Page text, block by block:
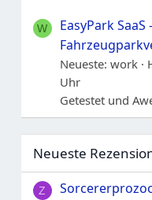
W
EasyPark SaaS -
Neueste: work
Uhr
Getestet und
Neueste
Z